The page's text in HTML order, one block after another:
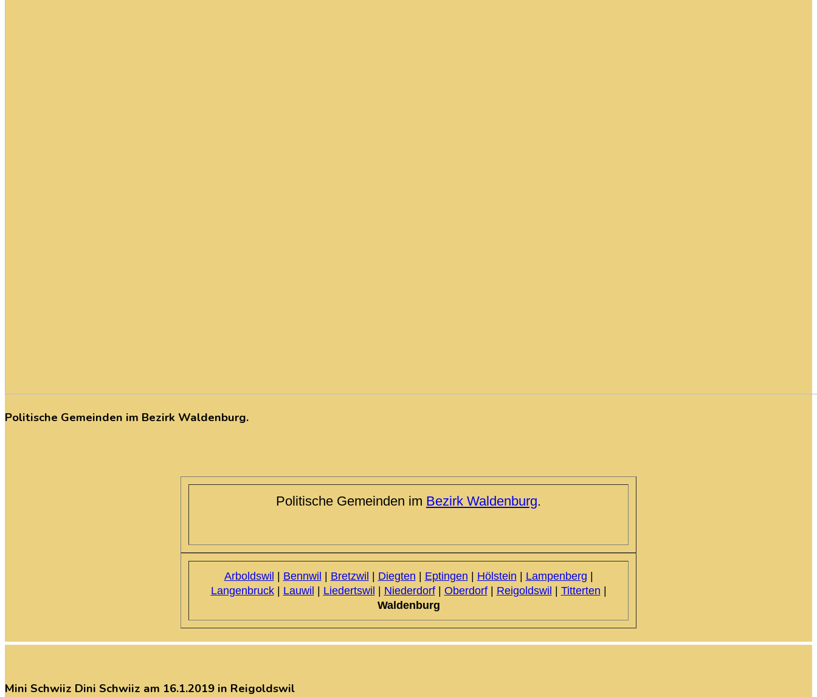
Politische Gemeinden im Bezirk Waldenburg.
Politische Gemeinden im Bezirk Waldenburg.
Arboldswil Bennwil Bretzwil Diegten Eptingen Hölstein Lampenberg
Langenbruck| Lauwil Liedertswil Niederdorf| Oberdorf| Reigoldswil Titterten
Waldenburg
Mini Schwiiz Dini Schwiiz am 16.1.2019 in Reigoldswil